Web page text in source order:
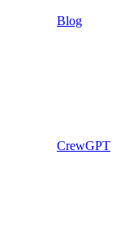
Blog
CrewGPT